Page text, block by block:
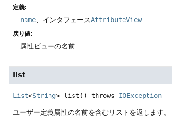
定義:
name、インタフェースAttributeView
戻り値:
属性ビューの名前
list
List<String> list () throws IOException
ユーザー定義属性の名前を含むリストを返します。